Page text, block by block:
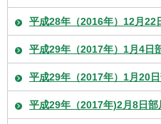
平成28年（2016年）12月22
平成29年（2017年）1月4日
平成29年（2017年）1月20
平成29年（2017年)2月8日部